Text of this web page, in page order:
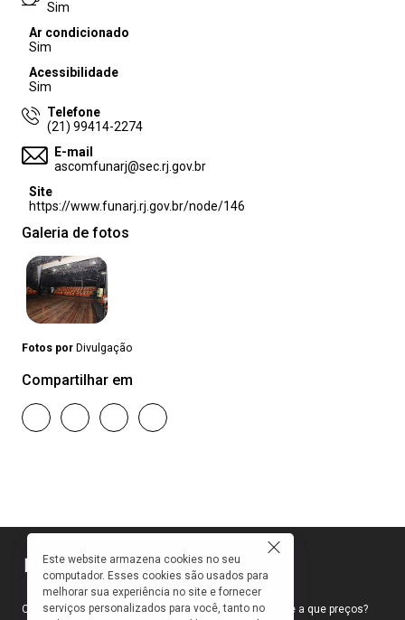
Sim
Ar condicionado
Sim
Acessibilidade
Sim
Telefone
(21) 99414-2274
E-mail
ascomfunarj@sec.rj.gov.br
Site
https://www.funarj.rj.gov.br/node/146
Galeria de fotos
Fotos por Divulgação
Compartilhar em
Como faço para ir ao teatro? Onde compro ingressos e a que preços?
Este website armazena cookies no seu
computador. Esses cookies são usados para
melhorar sua experiência no site e fornecer
serviços personalizados para você, tanto no